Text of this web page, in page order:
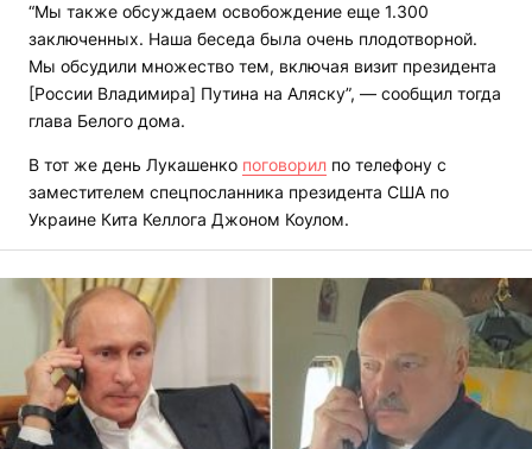
“Мы также обсуждаем освобождение еще 1.300
заключенных. Наша беседа была очень плодотворной.
Мы обсудили множество тем, включая визит президента
[России Владимира] Путина на Аляску”, — сообщил тогда
глава Белого дома.
В тот же день Лукашенко поговорил по телефону с
заместителем спецпосланника президента США по
Украине Кита Келлога Джоном Коулом.